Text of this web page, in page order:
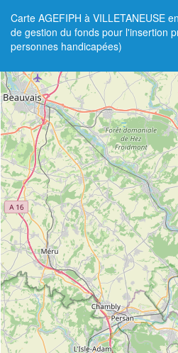
Carte AGEFIPH à VILLETANEUSE
de gestion du fonds pour l'insertion
personnes handicapées)
+
−